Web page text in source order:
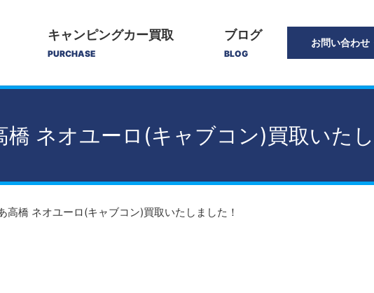
キャンピングカー買取
PURCHASE
ブログ
BLOG
お問い合わせ
ネオユーロ(キャブコン)買取いたし
高橋 ネオユーロ(キャブコン)買取いたしました！